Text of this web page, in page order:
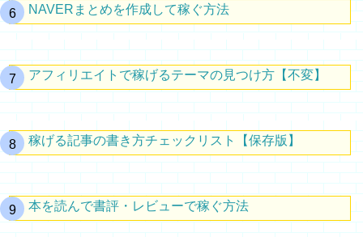
NAVERまとめを作成して稼ぐ方法
アフィリエイトで稼げるテーマの見つけ方【不変】
稼げる記事の書き方チェックリスト【保存版】
本を読んで書評・レビューで稼ぐ方法